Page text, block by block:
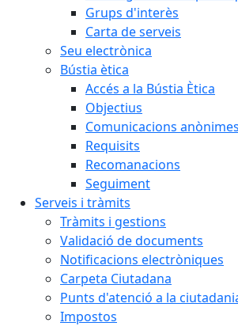
Grups d'interès
Carta de serveis
Seu electrònica
Bústia ètica
Accés a la Bústia Ètica
Objectius
Comunicacions anònimes
Requisits
Recomanacions
Seguiment
Serveis i tràmits
Tràmits i gestions
Validació de documents
Notificacions electròniques
Carpeta Ciutadana
Punts d'atenció a la
Impostos